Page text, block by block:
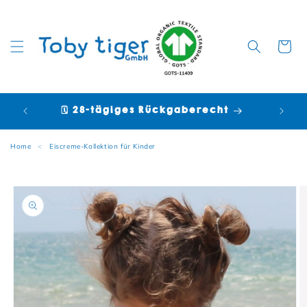
🗓️ 28-tägiges Rückgaberecht
Home < Eiscreme-Kollektion für Kinder